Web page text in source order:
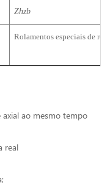
Zhzb
Rolamentos especiais de
axial ao mesmo tempo
real